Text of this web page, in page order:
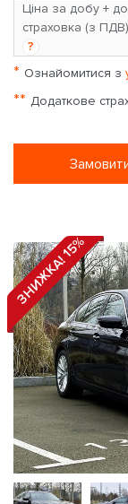
Ціна за добу +
страховка (з ПДВ)
?
* Ознайомитися з
** Додаткове
ЗНИЖКА! 15%